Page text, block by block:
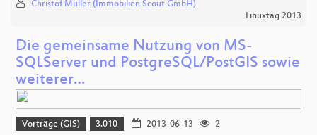
Christof Müller (Immobilien Scout GmbH)
Linuxtag 2013
Die gemeinsame Nutzung von MS-
SQLServer und PostgreSQL/PostGIS sowie
weiterer…
Vorträge (GIS) 3.010 2013-06-13 2